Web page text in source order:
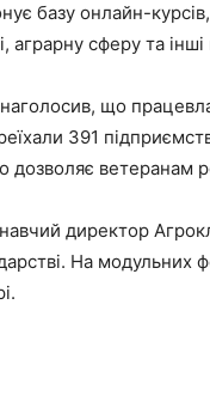
базу онлайн-
сферу та
що
391
дозволяє ветеранам
директор
На